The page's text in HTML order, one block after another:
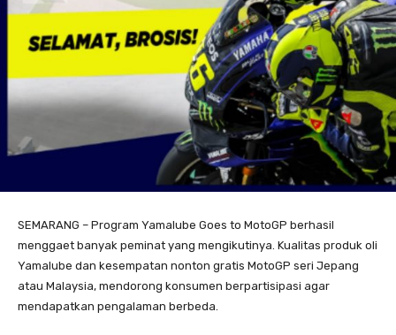
SEMARANG – Program Yamalube Goes to MotoGP berhasil
menggaet banyak peminat yang mengikutinya. Kualitas produk oli
Yamalube dan kesempatan nonton gratis MotoGP seri Jepang
atau Malaysia, mendorong konsumen berpartisipasi agar
mendapatkan pengalaman berbeda.